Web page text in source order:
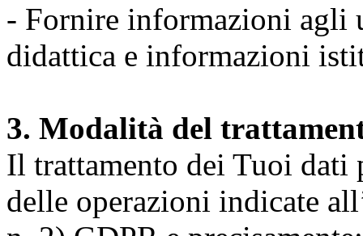
- Fornire informazioni agli
didattica e informazioni
3. Modalità del
Il trattamento dei Tuoi dati
delle operazioni indicate